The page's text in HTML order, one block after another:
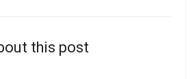
this post